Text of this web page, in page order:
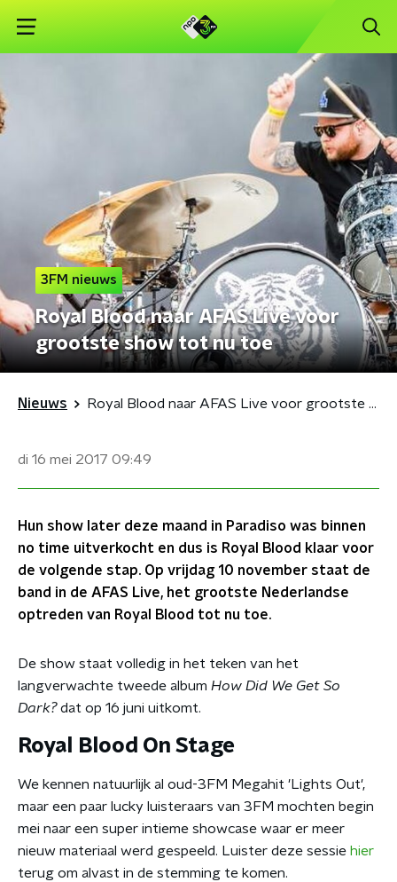
3FM nieuws
Royal Blood naar AFAS Live voor
grootste show tot nu toe
Nieuws Royal Blood naar AFAS Live voor grootste show tot nu toe
di 16 mei 2017 09:49
Hun show later deze maand in Paradiso was binnen
no time uitverkocht en dus is Royal Blood klaar voor
de volgende stap. Op vrijdag 10 november staat de
band in de AFAS Live, het grootste Nederlandse
optreden van Royal Blood tot nu toe.
De show staat volledig in het teken van het
langverwachte tweede album How Did We Get So
Dark?dat op 16 juni uitkomt.
Royal Blood On Stage
We kennen natuurlijk al oud-3FM Megahit 'Lights Out',
maar een paar lucky luisteraars van 3FM mochten begin
mei naar een super intieme showcase waar er meer
nieuw materiaal werd gespeeld. Luister deze sessie hier
terug om alvast in de stemming te komen.